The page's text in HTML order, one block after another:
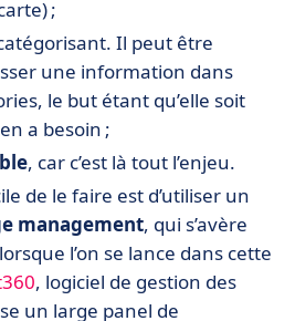
;
Il peut être
une information dans
le but étant qu’elle soit
a besoin ;
, car c’est là tout l’enjeu.
de le faire est d’utiliser un
management, qui s’avère
l’on se lance dans cette
, logiciel de gestion des
un large panel de